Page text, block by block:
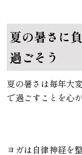
夏の暑さに
過ごそう
夏の暑さは毎年大
で過ごすことを心
ヨガは自律神経を